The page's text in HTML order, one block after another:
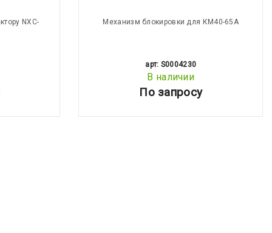
NXC-
Механизм блокировки для КМ40-65А
арт: S0004230
В наличии
По запросу